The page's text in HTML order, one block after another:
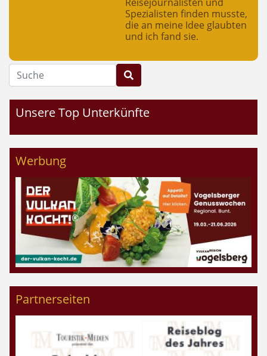
Spezialisten finden musste,
die an meine Idee glaubten
und ich fand sie.
Suche
Unsere Top Unterkünfte
Werbung
Partnerseiten